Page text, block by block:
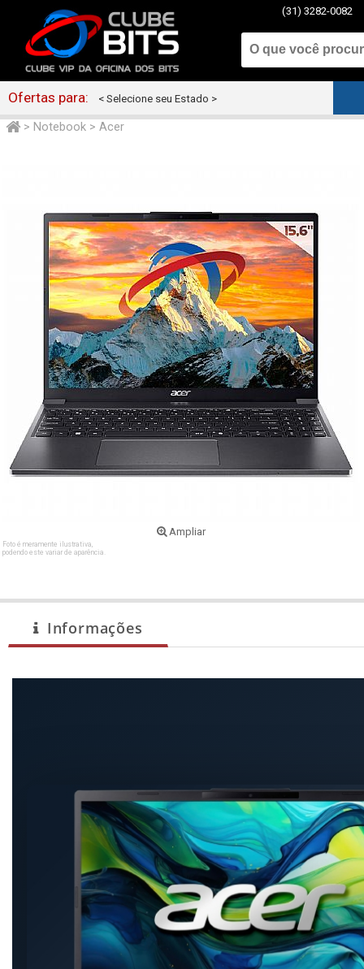
(31) 3282-0082
Ofertas para: < Selecione seu Estado >
> Notebook > Acer
Ampliar
Foto é meramente ilustrativa,
podendo este variar de aparência.
Informações